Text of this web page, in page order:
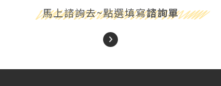
About Us 關於我們
馬上諮詢去~點選填寫諮詢單